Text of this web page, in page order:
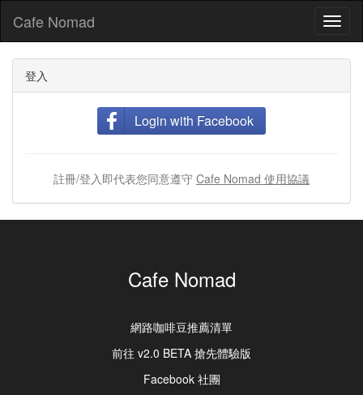
Cafe Nomad
登入
Login with Facebook
註冊/登入即代表您同意遵守 Cafe Nomad 使用協議
Cafe Nomad
網路咖啡豆推薦清單
前往 v2.0 BETA 搶先體驗版
Facebook 社團